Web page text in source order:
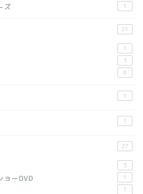
ズ 1
21
1
3
6
1
1
27
3
ョーDVD 1
1